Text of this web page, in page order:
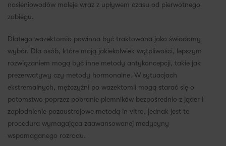
nasieniowodów maleje wraz z upływem czasu od pierwotnego
zabiegu.
Dlatego wazektomia powinna być traktowana jako świadomy
wybór. Dla osób, które mają jakiekolwiek wątpliwości, lepszym
rozwiązaniem mogą być inne metody antykoncepcji, takie jak
prezerwatywy czy metody hormonalne. W sytuacjach
ekstremalnych, mężczyźni po wazektomii mogą starać się o
potomstwo poprzez pobranie plemników bezpośrednio z jąder i
zapłodnienie pozaustrojowe metodą in vitro, jednak jest to
procedura wymagająca zaawansowanej medycyny
wspomaganego rozrodu.